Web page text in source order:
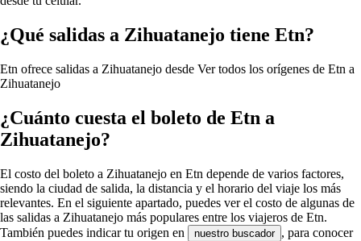
¿Qué salidas a Zihuatanejo tiene Etn?
Etn ofrece salidas a Zihuatanejo desde Ver todos los orígenes de Etn a
Zihuatanejo
¿Cuánto cuesta el boleto de Etn a
Zihuatanejo?
El costo del boleto a Zihuatanejo en Etn depende de varios factores,
siendo la ciudad de salida, la distancia y el horario del viaje los más
relevantes. En el siguiente apartado, puedes ver el costo de algunas de
las salidas a Zihuatanejo más populares entre los viajeros de Etn.
También puedes indicar tu origen en
nuestro buscador , para conocer